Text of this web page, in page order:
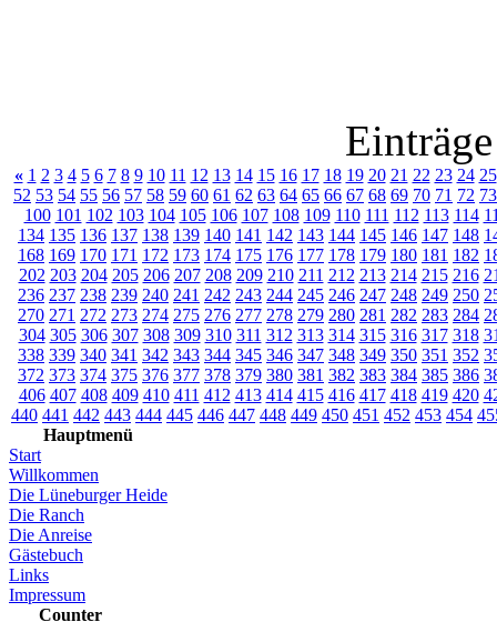
« 1 2 3 4 5 6 7 8 9 10 11 12 13 14 15 16 17 18 19 20 21 22 23 24 25
52 53 54 55 56 57 58 59 60 61 62 63 64 65 66 67 68 69 70 71 72 73
100 101 102 103 104 105 106 107 108 109 110 111 112 113 114
134 135 136 137 138 139 140 141 142 143 144 145 146 147 148
168 169 170 171 172 173 174 175 176 177 178 179 180 181 182
202 203 204 205 206 207 208 209 210 211 212 213 214 215 216
236 237 238 239 240 241 242 243 244 245 246 247 248 249 250
270 271 272 273 274 275 276 277 278 279 280 281 282 283 284
304 305 306 307 308 309 310 311 312 313 314 315 316 317 318
338 339 340 341 342 343 344 345 346 347 348 349 350 351 352
372 373 374 375 376 377 378 379 380 381 382 383 384 385 386
406 407 408 409 410 411 412 413 414 415 416 417 418 419 420
440 441 442 443 444 445 446 447 448 449 450 451 452 453 454
Hauptmenü
Start
Willkommen
Die Lüneburger Heide
Die Ranch
Die Anreise
Gästebuch
Links
Impressum
Counter